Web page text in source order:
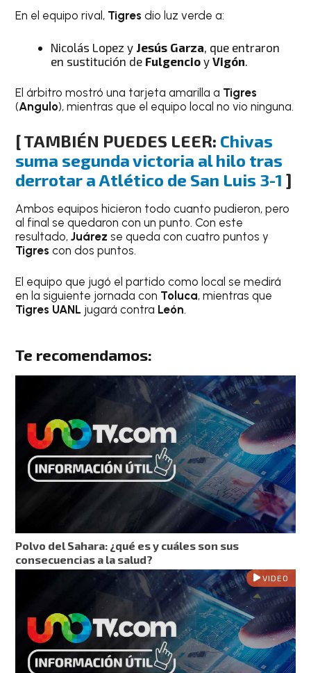
En el equipo rival, Tigres dio luz verde a:
Nicolás Lopez y Jesús Garza , que entraron
en sustitución de Fulgencio yVigón
El árbitro mostró una tarjeta amarilla a Tigres
(Angulo), mientras que el equipo local no vio ninguna.
[ TAMBIÉN PUEDES LEER: Chivas
suma segunda victoria al hilo tras
derrotar a Atlético de San Luis 3-1 ]
Ambos equipos hicieron todo cuanto pudieron, pero
al final se quedaron con un punto. Con este
resultado,Juárez se queda con cuatro puntos y
Tigres con dos puntos.
El equipo que jugó el partido como local se medirá
en la siguiente jornada con Toluca, mientras que
Tigres UANL jugará contra León.
Te recomendamos:
Polvo del Sahara: ¿qué es y cuáles son sus
consecuencias a la salud?
VIDEO